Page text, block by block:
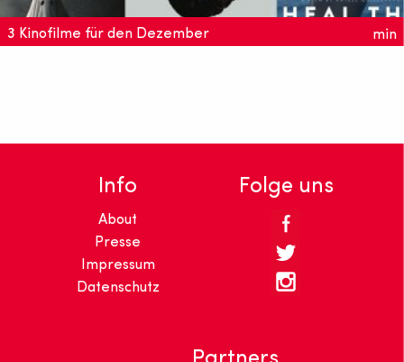
3 Kinofilme für den Dezember
min
Info
About
Presse
Impressum
Datenschutz
Folge uns